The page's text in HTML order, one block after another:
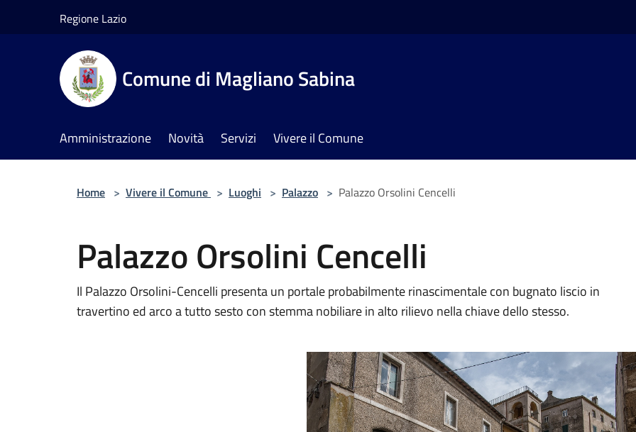
Regione Lazio
Comune di Magliano Sabina
Amministrazione Novità Servizi Vivere il Comune
Home > Vivere il Comune > Luoghi > Palazzo > Palazzo Orsolini Cencelli
Palazzo Orsolini Cencelli
Il Palazzo Orsolini-Cencelli presenta un portale probabilmente rinascimentale con bugnato liscio in
travertino ed arco a tutto sesto con stemma nobiliare in alto rilievo nella chiave dello stesso.